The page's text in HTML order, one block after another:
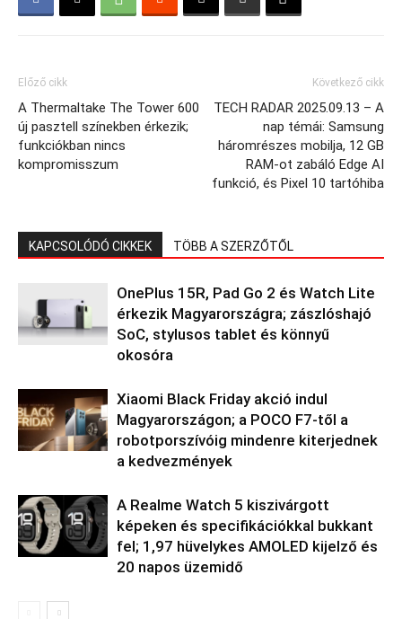
Előző cikk
A Thermaltake The Tower 600
új pasztell színekben érkezik;
funkciókban nincs
kompromisszum
Következő cikk
TECH RADAR 2025.09.13 – A
nap témái: Samsung
háromrészes mobilja, 12 GB
RAM-ot zabáló Edge AI
funkció, és Pixel 10 tartóhiba
KAPCSOLÓDÓ CIKKEK TÖBB A SZERZŐTŐL
OnePlus 15R, Pad Go 2 és Watch Lite
érkezik Magyarországra; zászlóshajó
SoC, stylusos tablet és könnyű
okosóra
Xiaomi Black Friday akció indul
Magyarországon; a POCO F7-től a
robotporszívóig mindenre kiterjednek
a kedvezmények
A Realme Watch 5 kiszivárgott
képeken és specifikációkkal bukkant
fel; 1,97 hüvelykes AMOLED kijelző és
20 napos üzemidő